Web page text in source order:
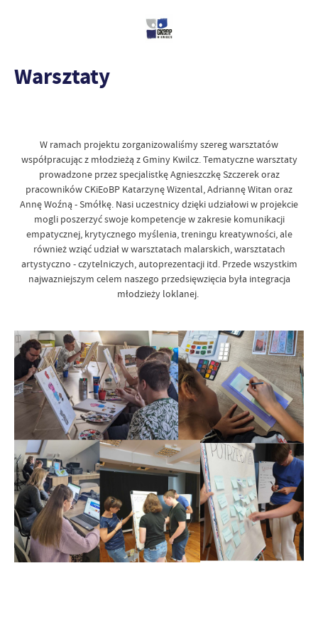
Warsztaty
W ramach projektu zorganizowaliśmy szereg warsztatów
współpracując z młodzieżą z Gminy Kwilcz. Tematyczne warsztaty
prowadzone przez specjalistkę Agnieszczkę Szczerek oraz
pracowników CKiEoBP Katarzynę Wizental, Adriannę Witan oraz
Annę Woźną - Smółkę. Nasi uczestnicy dzięki udziałowi w projekcie
mogli poszerzyć swoje kompetencje w zakresie komunikacji
empatycznej, krytycznego myślenia, treningu kreatywności, ale
również wziąć udział w warsztatach malarskich, warsztatach
artystyczno - czytelniczych, autoprezentacji itd. Przede wszystkim
najwazniejszym celem naszego przedsięwzięcia była integracja
młodzieży loklanej.